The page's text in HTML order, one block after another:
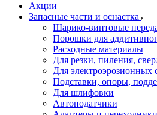
Акции
Запасные части и оснастка
Шарико-винтовые
Порошки для
Расходные материалы
Для резки, пиления,
Для электроэрозионных
Подставки, опоры,
Для шлифовки
Автоподатчики